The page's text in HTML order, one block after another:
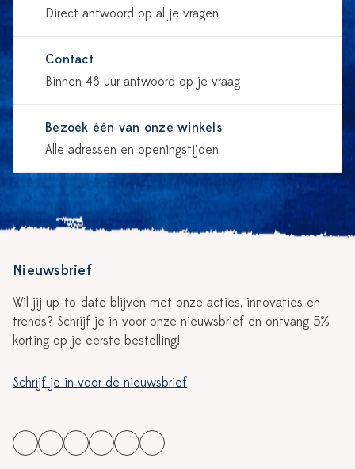
Direct antwoord op al je vragen
Contact
Binnen 48 uur antwoord op je vraag
Bezoek één van onze winkels
Alle adressen en openingstijden
Nieuwsbrief
Wil jij up-to-date blijven met onze acties, innovaties en
trends? Schrijf je in voor onze nieuwsbrief en ontvang 5%
korting op je eerste bestelling!
Schrijf je in voor de nieuwsbrief